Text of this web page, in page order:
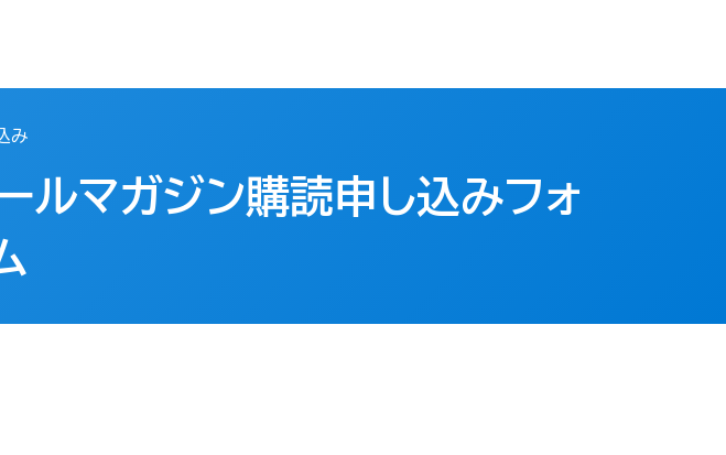
み
ルマガジン購読申し込みフォ